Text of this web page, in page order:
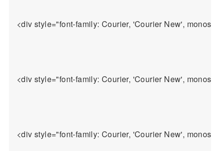
<div style="font-family: Courier, 'Courier New',
<div style="font-family: Courier, 'Courier New',
<div style="font-family: Courier, 'Courier New',